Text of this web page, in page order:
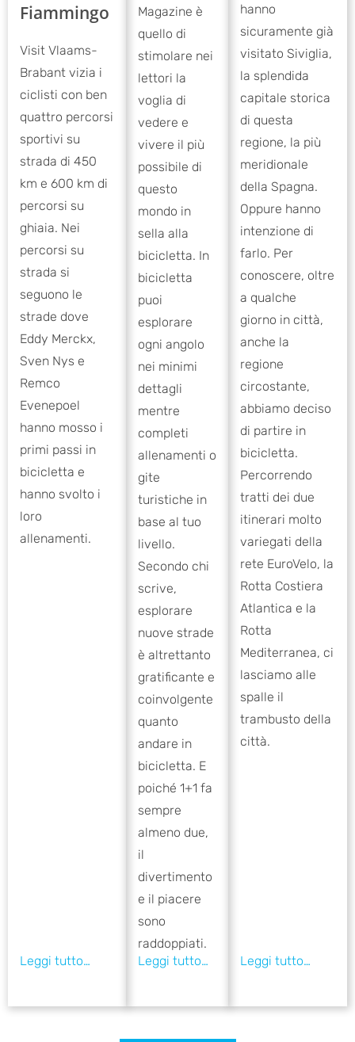
Fiammingo
Visit Vlaams-
Brabant vizia i
ciclisti con ben
quattro percorsi
sportivi su
strada di 450
km e 600 km di
percorsi su
ghiaia. Nei
percorsi su
strada si
seguono le
strade dove
Eddy Merckx,
Sven Nys e
Remco
Evenepoel
hanno mosso i
primi passi in
bicicletta e
hanno svolto i
loro
allenamenti.
Magazine è
quello di
stimolare nei
lettori la
voglia di
vedere e
vivere il più
possibile di
questo
mondo in
sella alla
bicicletta. In
bicicletta
puoi
esplorare
ogni angolo
nei minimi
dettagli
mentre
completi
allenamenti o
gite
turistiche in
base al tuo
livello.
Secondo chi
scrive,
esplorare
nuove strade
è altrettanto
gratificante e
coinvolgente
quanto
andare in
bicicletta. E
poiché 1+1 fa
sempre
almeno due,
il
divertimento
e il piacere
sono
raddoppiati.
hanno
sicuramente già
visitato Siviglia,
la splendida
capitale storica
di questa
regione, la più
meridionale
della Spagna.
Oppure hanno
intenzione di
farlo. Per
conoscere, oltre
a qualche
giorno in città,
anche la
regione
circostante,
abbiamo deciso
di partire in
bicicletta.
Percorrendo
tratti dei due
itinerari molto
variegati della
rete EuroVelo, la
Rotta Costiera
Atlantica e la
Rotta
Mediterranea, ci
lasciamo alle
spalle il
trambusto della
città.